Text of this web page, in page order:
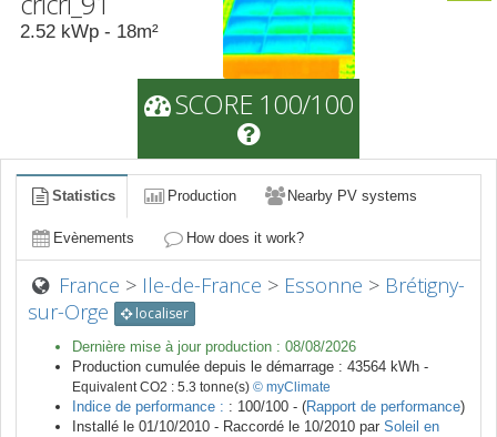
2.52 kWp - 18m²
SCORE 100/100
Statistics Production Nearby PV systems
Evènements How does it work?
France > Ile-de-France > Essonne > Brétigny-
sur-Orge
localiser
Dernière mise à jour production : 08/08/2026
Production cumulée depuis le démarrage : 43564 kWh -
Equivalent CO2 : 5.3 tonne(s) © myClimate
Indice de performance : : 100/100 - (Rapport de performance)
Installé le 01/10/2010 - Raccordé le 10/2010 par Soleil en